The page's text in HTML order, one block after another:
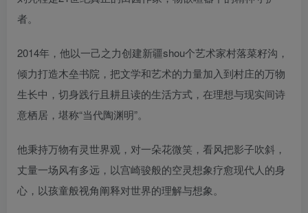
者。
2014年，他以一己之力创建新疆shou个艺术家村落菜籽沟，
倾力打造木垒书院，把文学和艺术的力量加入到村庄的万物
生长中，切身践行且耕且读的生活方式，在理想与现实间诗
意栖居，堪称“当代陶渊明”。
他秉持万物有灵世界观，对一朵花微笑，看风把影子吹斜，
丈量一场风有多远，以宫崎骏般的空灵想象疗愈现代人的身
心，以孩童般视角阐释对世界的理解与想象。